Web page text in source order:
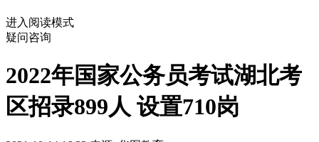
进入阅读模式
疑问咨询
2022年国家公务员考试湖北考
区招录899人 设置710岗